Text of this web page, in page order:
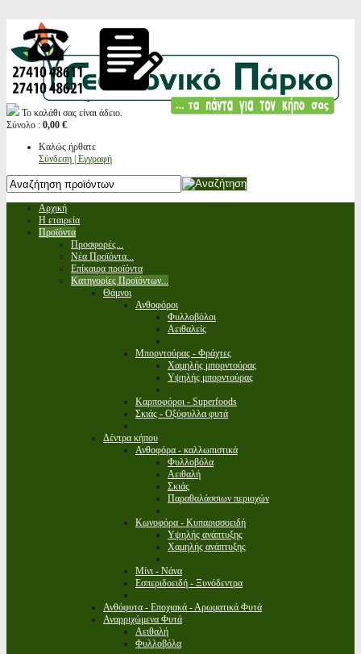
Το καλάθι σας είναι άδειο.
Σύνολο : 0,00 €
Καλώς ήρθατε
Σύνδεση | Εγγραφή
Αρχική
Η εταιρεία
Προϊόντα
Προσφορές...
Νέα Προϊόντα...
Επίκαιρα προϊόντα
Κατηγορίες Προϊόντων...
Θάμνοι
Ανθοφόροι
Φυλλοβόλοι
Αειθαλείς
Μπορντούρας - Φράχτες
Χαμηλής μπορντούρας
Υψηλής μπορντούρας
Καρποφόροι - Superfoods
Σκιάς - Οξύφυλλα φυτά
Δέντρα κήπου
Ανθοφόρα - καλλωπιστικά
Φυλλοβόλα
Αειθαλή
Σκιάς
Παραθαλάσσιων περιοχών
Κωνοφόρα - Κυπαρισσοειδή
Υψηλής ανάπτυξης
Χαμηλής ανάπτυξης
Μίνι - Νάνα
Εσπεριδοειδή - Ξυνόδεντρα
Ανθόφυτα - Εποχιακά - Αρωματικά Φυτά
Αναρριχώμενα Φυτά
Αειθαλή
Φυλλοβόλα